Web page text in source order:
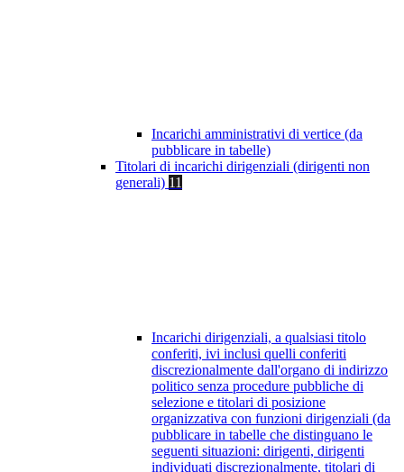
Incarichi amministrativi di vertice (da
pubblicare in tabelle)
Titolari di incarichi dirigenziali (dirigenti non
generali) 11
Incarichi dirigenziali, a qualsiasi titolo
conferiti, ivi inclusi quelli conferiti
discrezionalmente dall'organo di indirizzo
politico senza procedure pubbliche di
selezione e titolari di posizione
organizzativa con funzioni dirigenziali (da
pubblicare in tabelle che distinguano le
seguenti situazioni: dirigenti, dirigenti
individuati discrezionalmente, titolari di